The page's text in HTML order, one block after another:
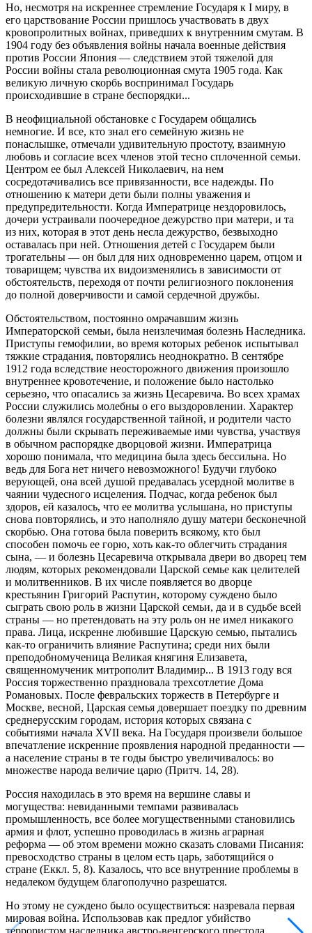
Но, несмотря на искреннее стремление Государя к I миру, в
его царствование России пришлось участвовать в двух
кровопролитных войнах, приведших к внутренним смутам. В
1904 году без объявления войны начала военные действия
против России Япония — следствием этой тяжелой для
России войны стала революционная смута 1905 года. Как
великую личную скорбь воспринимал Государь
происходившие в стране беспорядки...
В неофициальной обстановке с Государем общались
немногие. И все, кто знал его семейную жизнь не
понаслышке, отмечали удивительную простоту, взаимную
любовь и согласие всех членов этой тесно сплоченной семьи.
Центром ее был Алексей Николаевич, на нем
сосредотачивались все привязанности, все надежды. По
отношению к матери дети были полны уважения и
предупредительности. Когда Императрице нездоровилось,
дочери устраивали поочередное дежурство при матери, и та
из них, которая в этот день несла дежурство, безвыходно
оставалась при ней. Отношения детей с Государем были
трогательны — он был для них одновременно царем, отцом и
товарищем; чувства их видоизменялись в зависимости от
обстоятельств, переходя от почти религиозного поклонения
до полной доверчивости и самой сердечной дружбы.
Обстоятельством, постоянно омрачавшим жизнь
Императорской семьи, была неизлечимая болезнь Наследника.
Приступы гемофилии, во время которых ребенок испытывал
тяжкие страдания, повторялись неоднократно. В сентябре
1912 года вследствие неосторожного движения произошло
внутреннее кровотечение, и положение было настолько
серьезно, что опасались за жизнь Цесаревича. Во всех храмах
России служились молебны о его выздоровлении. Характер
болезни являлся государственной тайной, и родители часто
должны были скрывать переживаемые ими чувства, участвуя
в обычном распорядке дворцовой жизни. Императрица
хорошо понимала, что медицина была здесь бессильна. Но
ведь для Бога нет ничего невозможного! Будучи глубоко
верующей, она всей душой предавалась усердной молитве в
чаянии чудесного исцеления. Подчас, когда ребенок был
здоров, ей казалось, что ее молитва услышана, но приступы
снова повторялись, и это наполняло душу матери бесконечной
скорбью. Она готова была поверить всякому, кто был
способен помочь ее горю, хоть как-то облегчить страдания
сына, — и болезнь Цесаревича открывала двери во дворец тем
людям, которых рекомендовали Царской семье как целителей
и молитвенников. В их числе появляется во дворце
крестьянин Григорий Распутин, которому суждено было
сыграть свою роль в жизни Царской семьи, да и в судьбе всей
страны — но претендовать на эту роль он не имел никакого
права. Лица, искренне любившие Царскую семью, пытались
как-то ограничить влияние Распутина; среди них были
преподобномученица Великая княгиня Елизавета,
священномученик митрополит Владимир... В 1913 году вся
Россия торжественно праздновала трехсотлетие Дома
Романовых. После февральских торжеств в Петербурге и
Москве, весной, Царская семья довершает поездку по древним
среднерусским городам, история которых связана с
событиями начала XVII века. На Государя произвели большое
впечатление искренние проявления народной преданности —
а население страны в те годы быстро увеличивалось: во
множестве народа величие царю (Притч. 14, 28).
Россия находилась в это время на вершине славы и
могущества: невиданными темпами развивалась
промышленность, все более могущественными становились
армия и флот, успешно проводилась в жизнь аграрная
реформа — об этом времени можно сказать словами Писания:
превосходство страны в целом есть царь, заботящийся о
стране (Еккл. 5, 8). Казалось, что все внутренние проблемы в
недалеком будущем благополучно разрешатся.
Но этому не суждено было осуществиться: назревала первая
мировая война. Использовав как предлог убийство
террористом наследника австро-венгерского престола,